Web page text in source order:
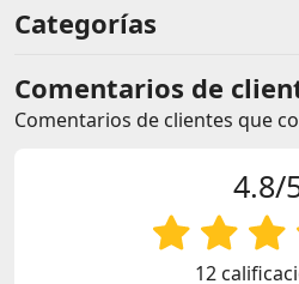
Sistema de amarre de
Parte superior de cuero
Mediasuela Cloudfoam
Suela de caucho
Categorías
Comentarios de
Comentarios de clientes que
4.8/
12